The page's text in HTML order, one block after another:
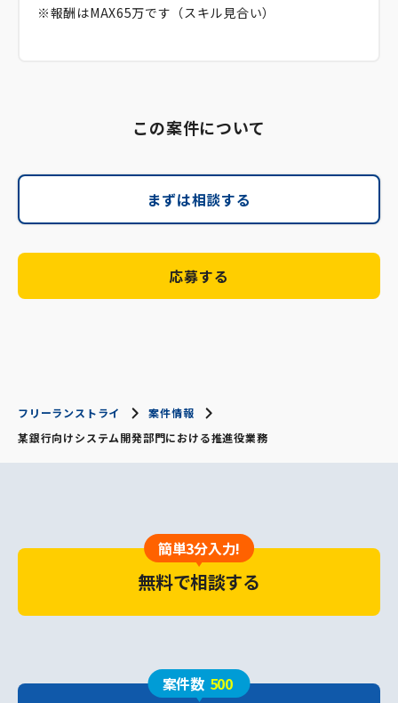
※報酬はMAX65万です（スキル見合い）
この案件について
まずは相談する
応募する
フリーランストライ
案件情報
某銀行向けシステム開発部門における推進役業務
簡単3分入力!
無料で相談する
案件数 500